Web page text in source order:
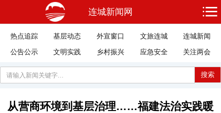
连城新闻网
热点追踪 基层动态 外宣窗口 文旅连城
连城新闻
公告公示
文明实践 乡村振兴 应急安全 关注两会
搜索
从营商环境到基层治理……福建法治实践暖